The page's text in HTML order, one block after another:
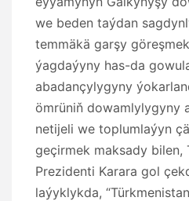
we beden taýdan
temmäkä garşy
ýagdaýyny has-da
abadançylygyny
ömrüniň dowamlylygyny
netijeli we toplumlaýyn
geçirmek maksady bilen,
Prezidenti Karara gol
laýyklykda,